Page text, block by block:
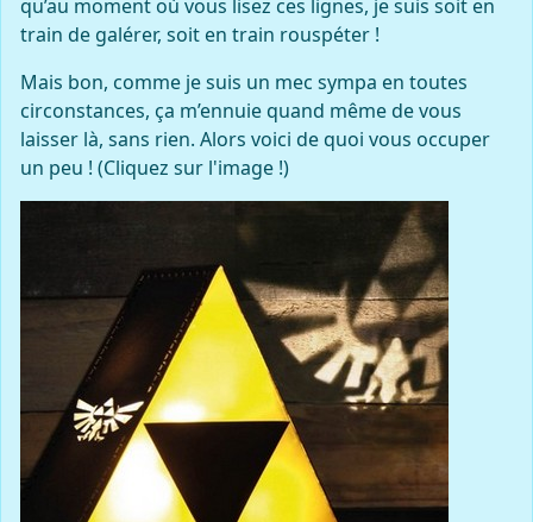
qu’au moment où vous lisez ces lignes, je suis soit en
train de galérer, soit en train rouspéter !
Mais bon, comme je suis un mec sympa en toutes
circonstances, ça m’ennuie quand même de vous
laisser là, sans rien. Alors voici de quoi vous occuper
un peu ! (Cliquez sur l'image !)